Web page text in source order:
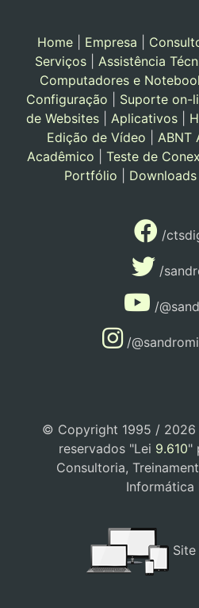
Home| Empresa
Serviços
Assistência
Computadores e
Configuração
Suporte on-
de Websites| Aplicativos|
Edição de Vídeo
ABNT
Acadêmico
Teste de
Portfólio
Downloads
/
/
/
/
© Copyright 1995 / 2026
reservados "Lei 9.610"
Consultoria,
Informática